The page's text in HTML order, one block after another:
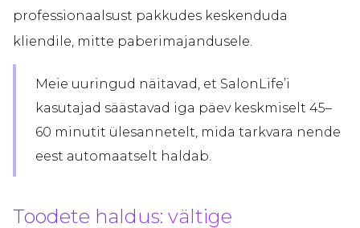
professionaalsust pakkudes keskenduda
kliendile, mitte paberimajandusele.
Meie uuringud näitavad, et SalonLife’i
kasutajad säästavad iga päev keskmiselt 45–
60 minutit ülesannetelt, mida tarkvara nende
eest automaatselt haldab.
Toodete haldus: vältige